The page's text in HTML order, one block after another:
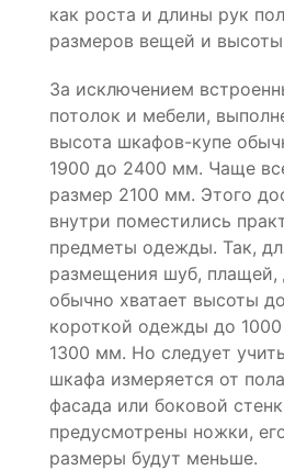
как роста и длины рук
размеров вещей и
За исключением
потолок и мебели,
высота шкафов-купе
1900 до 2400 мм. Чаще
размер 2100 мм. Этого
внутри поместились
предметы одежды. Так,
размещения шуб, плащей,
обычно хватает высоты
короткой одежды до
1300 мм. Но следует
шкафа измеряется от
фасада или боковой
предусмотрены ножки,
размеры будут меньше.